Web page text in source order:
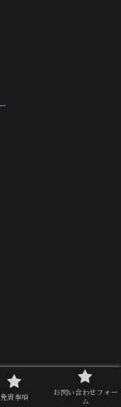
免責事項
お問い合わせフォー
ム